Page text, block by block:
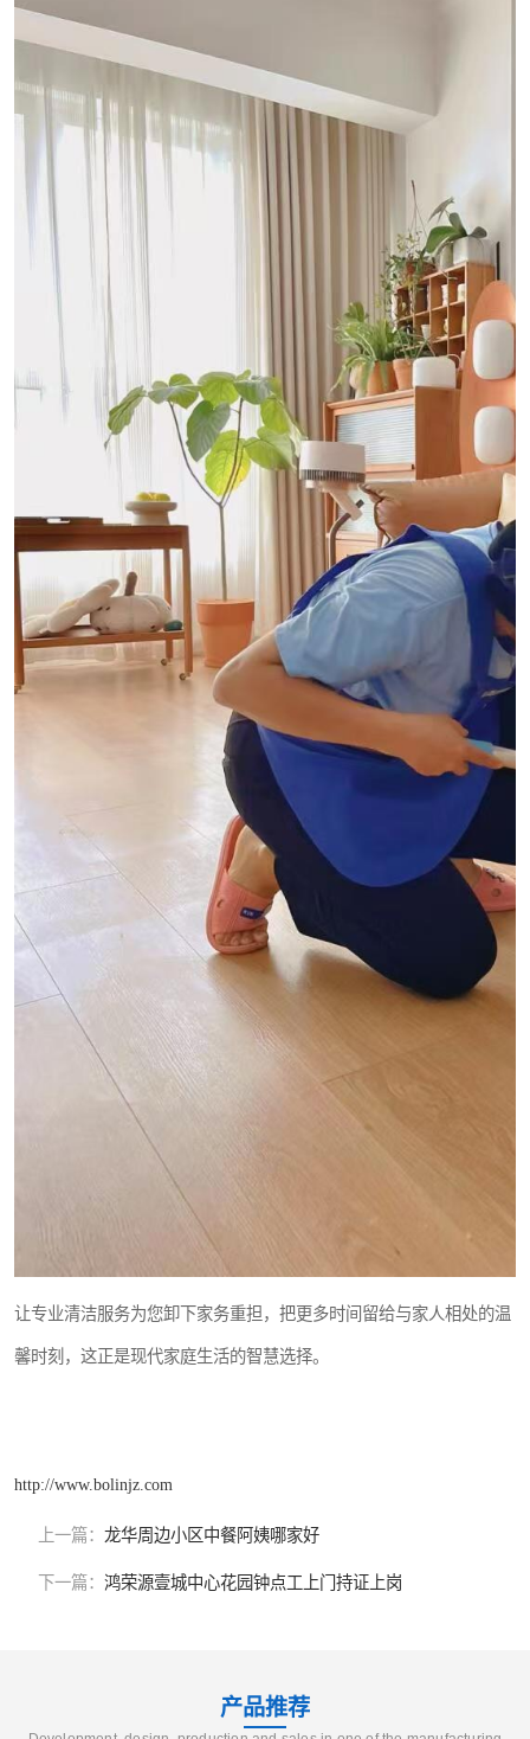
让专业清洁服务为您卸下家务重担，把更多时间留给与家人相处的温
馨时刻，这正是现代家庭生活的智慧选择。
http://www.bolinjz.com
上一篇： 龙华周边小区中餐阿姨哪家好
下一篇： 鸿荣源壹城中心花园钟点工上门持证上岗
产品推荐